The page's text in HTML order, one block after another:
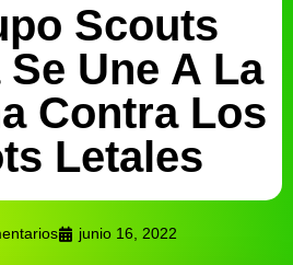
Scouts
Une A La
Contra Los
Letales
junio 16, 2022